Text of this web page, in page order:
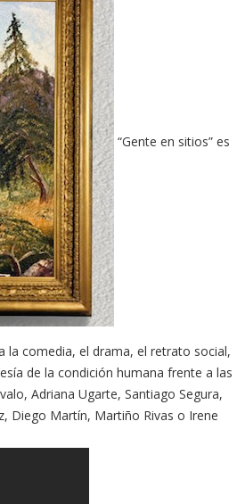
“Gente en sitios” es
comedia, el drama, el retrato social,
de la condición humana frente a las
Adriana Ugarte, Santiago Segura,
Diego Martín, Martiño Rivas o Irene